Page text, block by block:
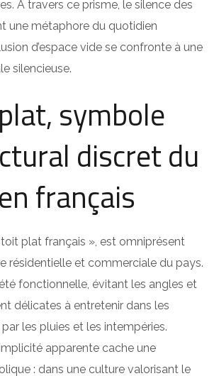
À travers ce prisme, le silence des
une métaphore du quotidien
d’espace vide se confronte à une
silencieuse.
symbole
discret du
français
plat français », est omniprésent
résidentielle et commerciale du pays.
fonctionnelle, évitant les angles et
délicates à entretenir dans les
les pluies et les intempéries.
apparente cache une
: dans une culture valorisant le